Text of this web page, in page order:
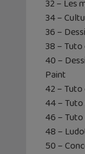
32 – Les
34 –
36 –
38 –
40 –
Paint
42 – Tuto
44 –
46 – Tuto
48 –
50 –